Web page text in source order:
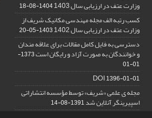
وزارت عتف در ارزیابی سال 1403 1404-08-18
کسب رتبه الف مجله مهندسی مکانیک شریف از
وزارت عتف در ارزیابی سال 1402 1403-05-20
دسترسی به فایل کامل مقالات برای علاقه مندان
و خوانندگان به صورت آزاد و رایگان است
1373-
01-01
DOI1396-01-01
مجله ی علمی «شریف» توسط مؤسسه انتشاراتی
اسپیرینگر آنلاین شد1391-08-14